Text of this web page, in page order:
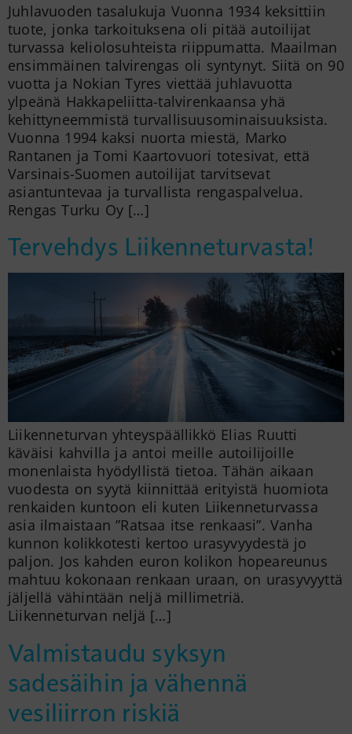
Juhlavuoden tasalukuja Vuonna 1934 keksittiin
tuote, jonka tarkoituksena oli pitää autoilijat
turvassa keliolosuhteista riippumatta. Maailman
ensimmäinen talvirengas oli syntynyt. Siitä on 90
vuotta ja Nokian Tyres viettää juhlavuotta
ylpeänä Hakkapeliitta-talvirenkaansa yhä
kehittyneemmistä turvallisuusominaisuuksista.
Vuonna 1994 kaksi nuorta miestä, Marko
Rantanen ja Tomi Kaartovuori totesivat, että
Varsinais-Suomen autoilijat tarvitsevat
asiantuntevaa ja turvallista rengaspalvelua.
Rengas Turku Oy […]
Tervehdys Liikenneturvasta!
Liikenneturvan yhteyspäällikkö Elias Ruutti
käväisi kahvilla ja antoi meille autoilijoille
monenlaista hyödyllistä tietoa. Tähän aikaan
vuodesta on syytä kiinnittää erityistä huomiota
renkaiden kuntoon eli kuten Liikenneturvassa
asia ilmaistaan ”Ratsaa itse renkaasi”. Vanha
kunnon kolikkotesti kertoo urasyvyydestä jo
paljon. Jos kahden euron kolikon hopeareunus
mahtuu kokonaan renkaan uraan, on urasyvyyttä
jäljellä vähintään neljä millimetriä.
Liikenneturvan neljä […]
Valmistaudu syksyn
sadesäihin ja vähennä
vesiliirron riskiä